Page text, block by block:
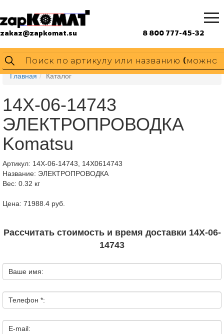
zakaz@zapkomat.su 8 800 777-45-32
Главная Каталог
14X-06-14743
ЭЛЕКТРОПРОВОДКА
Komatsu
Артикул: 14X-06-14743, 14X0614743
Название: ЭЛЕКТРОПРОВОДКА
Вес: 0.32 кг
Цена: 71988.4 руб.
Рассчитать стоимость и время доставки 14X-06-
14743
Ваше имя:
Телефон *:
E-mail: